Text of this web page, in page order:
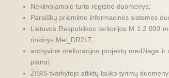
Nekilnojamojo turto registro duomenys;
Paraiškų priėmimo informacinės sistemos
Lietuvos Respublikos teritorijos M 1:2 000
rinkinys Mel_DR2LT;
archyvinė melioracijos projektų medžiaga
planai;
ŽISIS tvarkytojo atliktų lauko tyrimų